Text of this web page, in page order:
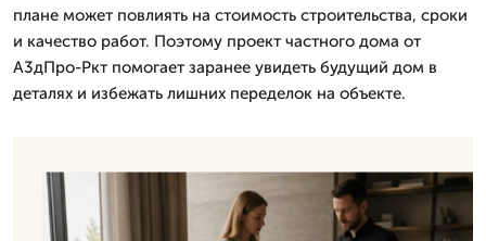
плане может повлиять на стоимость строительства, сроки
и качество работ. Поэтому проект частного дома от
А3дПро-Ркт помогает заранее увидеть будущий дом в
деталях и избежать лишних переделок на объекте.